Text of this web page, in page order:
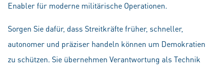
Enabler für moderne militärische Operationen.
Sorgen Sie dafür, dass Streitkräfte früher, schneller,
autonomer und präziser handeln können um Demokratien
zu schützen. Sie übernehmen Verantwortung als Technik